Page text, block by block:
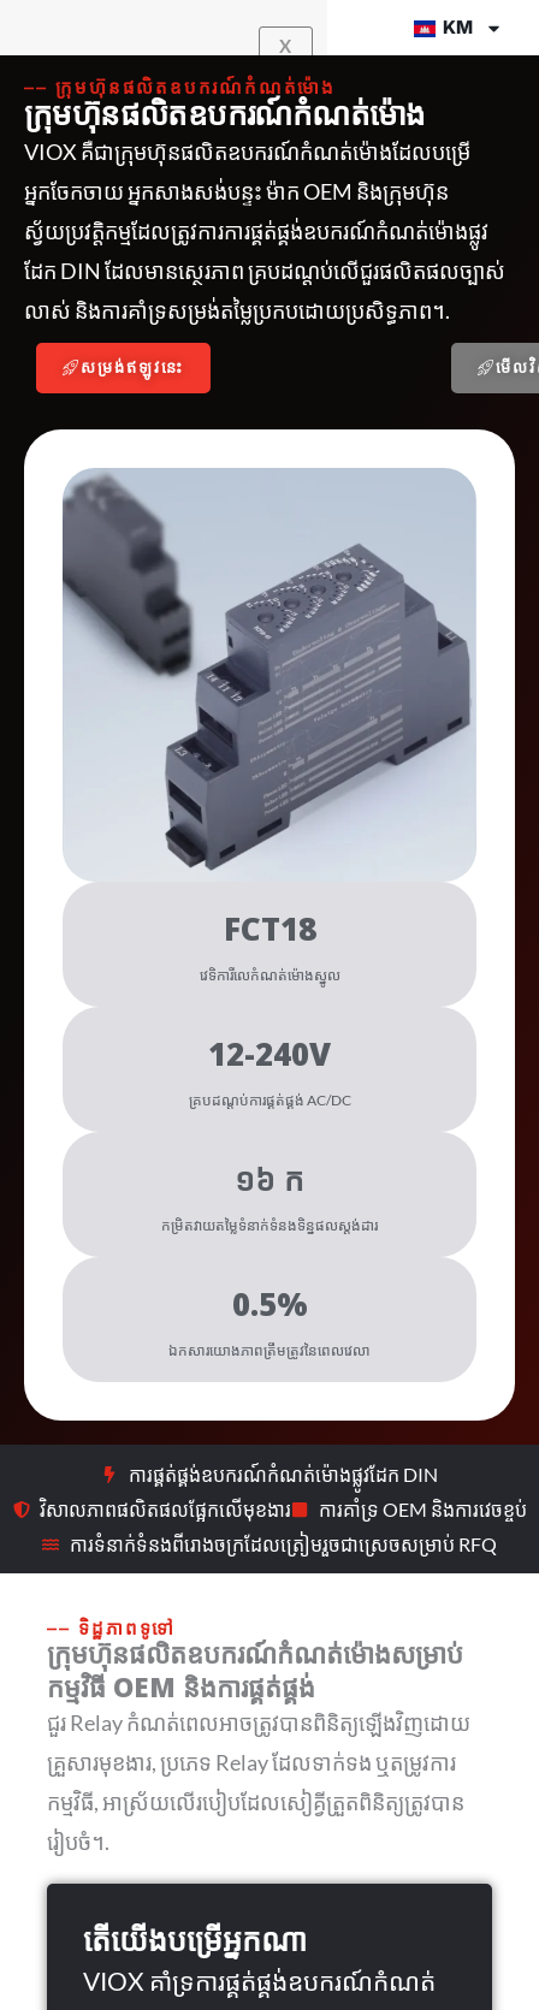
content
X
KM
⎯⎯ ក្រុមហ៊ុនផលិតឧបករណ៍កំណត់ម៉ោង
ក្រុមហ៊ុនផលិតឧបករណ៍កំណត់ម៉ោង
VIOX គឺជាក្រុមហ៊ុនផលិតឧបករណ៍កំណត់ម៉ោងដែលបម្រើ
អ្នកចែកចាយ អ្នកសាងសង់បន្ទះ ម៉ាក OEM និងក្រុមហ៊ុន
ស្វ័យប្រវត្តិកម្មដែលត្រូវការការផ្គត់ផ្គង់ឧបករណ៍កំណត់ម៉ោងផ្លូវ
ដែក DIN ដែលមានស្ថេរភាព គ្របដណ្តប់លើជួរផលិតផលច្បាស់
លាស់ និងការគាំទ្រសម្រង់តម្លៃប្រកបដោយប្រសិទ្ធភាព។.
សម្រង់ឥឡូវនេះ មើល
FCT18
វេទិការីលេកំណត់ម៉ោងស្នូល
12-240V
គ្របដណ្តប់ការផ្គត់ផ្គង់ AC/DC
១៦ ក
កម្រិតវាយតម្លៃទំនាក់ទំនងទិន្នផលស្តង់ដារ
0.5%
ឯកសារយោងភាពត្រឹមត្រូវនៃពេលវេលា
ការផ្គត់ផ្គង់ឧបករណ៍កំណត់ម៉ោងផ្លូវដែក DIN
វិសាលភាពផលិតផលផ្អែកលើមុខងារ
ការគាំទ្រ OEM និងការវេចខ្ចប់
ការទំនាក់ទំនងពីរោងចក្រដែលត្រៀមរួចជាស្រេចសម្រាប់ RFQ
⎯⎯ ទិដ្ឋភាពទូទៅ
ក្រុមហ៊ុនផលិតឧបករណ៍កំណត់ម៉ោងសម្រាប់
កម្មវិធី OEM និងការផ្គត់ផ្គង់
ជួរ Relay កំណត់ពេលអាចត្រូវបានពិនិត្យឡើងវិញដោយ
គ្រួសារមុខងារ, ប្រភេទ Relay ដែលទាក់ទង ឬតម្រូវការ
កម្មវិធី, អាស្រ័យលើរបៀបដែលសៀគ្វីត្រួតពិនិត្យត្រូវបាន
រៀបចំ។.
តើយើងបម្រើអ្នកណា
VIOX គាំទ្រការផ្គត់ផ្គង់ឧបករណ៍កំណត់